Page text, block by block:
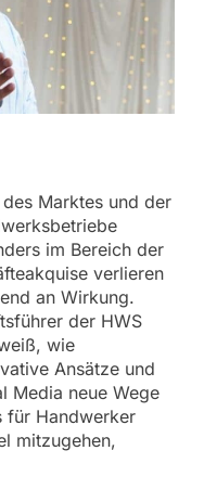
Marktes und der
im Bereich der
verlieren
an Wirkung.
der HWS
wie
Ansätze und
Media neue Wege
für Handwerker
mitzugehen,